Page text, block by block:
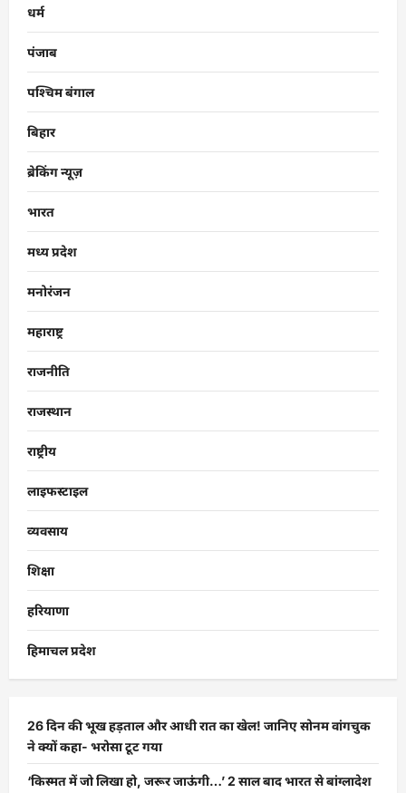
धर्म
पंजाब
पश्चिम बंगाल
बिहार
ब्रेकिंग न्यूज़
भारत
मध्य प्रदेश
मनोरंजन
महाराष्ट्र
राजनीति
राजस्थान
राष्ट्रीय
लाइफस्टाइल
व्यवसाय
शिक्षा
हरियाणा
हिमाचल प्रदेश
26 दिन की भूख हड़ताल और आधी रात का खेल! जानिए सोनम वांगचुक
ने क्यों कहा- भरोसा टूट गया
‘किस्मत में जो लिखा हो, जरूर जाऊंगी…’ 2 साल बाद भारत से बांग्लादेश